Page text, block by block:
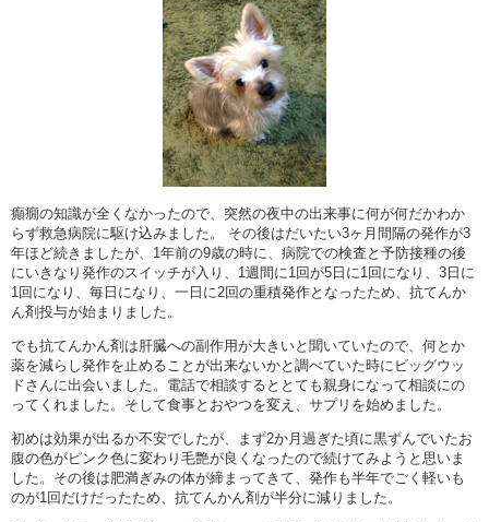
癲癇の知識が全くなかったので、突然の夜中の出来事に何が何だかわか
らず救急病院に駆け込みました。 その後はだいたい3ヶ月間隔の発作が3
年ほど続きましたが、1年前の9歳の時に、病院での検査と予防接種の後
にいきなり発作のスイッチが入り、1週間に1回が5日に1回になり、3日に
1回になり、毎日になり、一日に2回の重積発作となったため、抗てんか
ん剤投与が始まりました。
でも抗てんかん剤は肝臓への副作用が大きいと聞いていたので、何とか
薬を減らし発作を止めることが出来ないかと調べていた時にビッグウッ
ドさんに出会いました。電話で相談するととても親身になって相談にの
ってくれました。そして食事とおやつを変え、サプリを始めました。
初めは効果が出るか不安でしたが、まず2か月過ぎた頃に黒ずんでいたお
腹の色がピンク色に変わり毛艶が良くなったので続けてみようと思いま
した。その後は肥満ぎみの体が締まってきて、発作も半年でごく軽いも
のが1回だけだったため、抗てんかん剤が半分に減りました。